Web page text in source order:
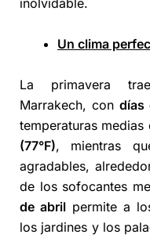
Un clima
La primavera
Marrakech, con días
temperaturas
(77°F), mientras
agradables,
de los sofocantes
de abril permite a
los jardines y los